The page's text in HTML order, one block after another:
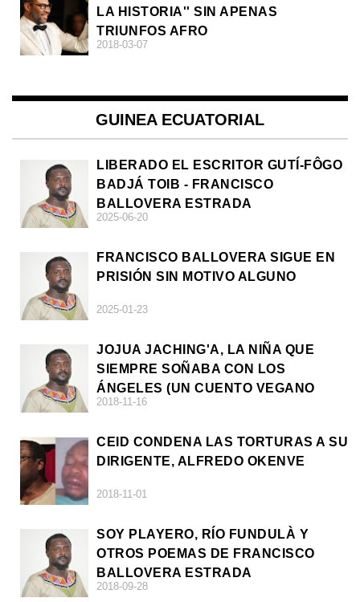
LA HISTORIA'' SIN APENAS
TRIUNFOS AFRO
2018-03-07
GUINEA ECUATORIAL
LIBERADO EL ESCRITOR GUTÍ-FÔGO
BADJÁ TOIB - FRANCISCO
BALLOVERA ESTRADA
2025-06-20
FRANCISCO BALLOVERA SIGUE EN
PRISIÓN SIN MOTIVO ALGUNO
2025-01-23
JOJUA JACHING'A, LA NIÑA QUE
SIEMPRE SOÑABA CON LOS
ÁNGELES (UN CUENTO VEGANO
AFRICANO)
2018-11-16
CEID CONDENA LAS TORTURAS A SU
DIRIGENTE, ALFREDO OKENVE
2018-11-01
SOY PLAYERO, RÍO FUNDULÀ Y
OTROS POEMAS DE FRANCISCO
BALLOVERA ESTRADA
2018-09-28